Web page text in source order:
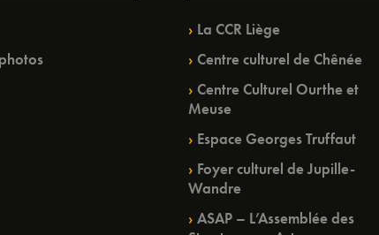
La CCR Liège
Centre culturel de Chênée
Centre Culturel Ourthe et
Meuse
Espace Georges Truffaut
Foyer culturel de Jupille-
Wandre
ASAP – L’Assemblée des